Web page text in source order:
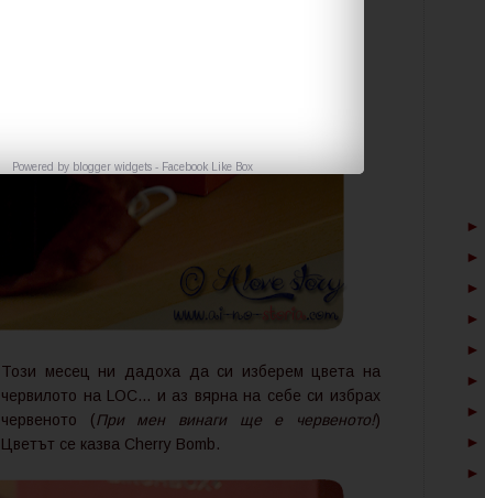
Този месец ни дадоха да си изберем цвета на
червилото на LOC... и аз вярна на себе си избрах
червеното (При мен винаги ще е червеното!)
Цветът се казва Cherry Bomb.
Powered by blogger widgets - Facebook Like Box
►
►
►
►
►
►
►
►
►